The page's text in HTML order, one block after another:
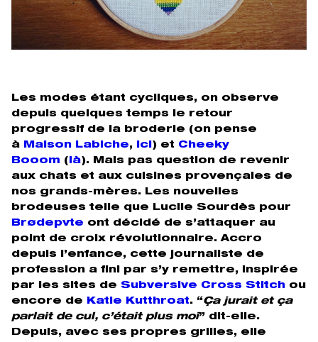
Les modes étant cycliques, on observe
depuis quelques temps le retour
progressif de la broderie (on pense
à
Maison Labiche, ici ) et Cheeky
Booom ( là). Mais pas question de revenir
aux chats et aux cuisines provençales de
nos grands-mères. Les nouvelles
brodeuses telle que Lucile Sourdès pour
Brødepvte ont décidé de s’attaquer au
point de croix révolutionnaire. Accro
depuis l’enfance, cette journaliste de
profession a fini par s’y remettre, inspirée
par les sites de Subversive Cross Stitch ou
encore de
Katie Kutthroat. “Ça jurait et ça
parlait de cul, c’était plus moi” dit-elle.
Depuis, avec ses propres grilles, elle